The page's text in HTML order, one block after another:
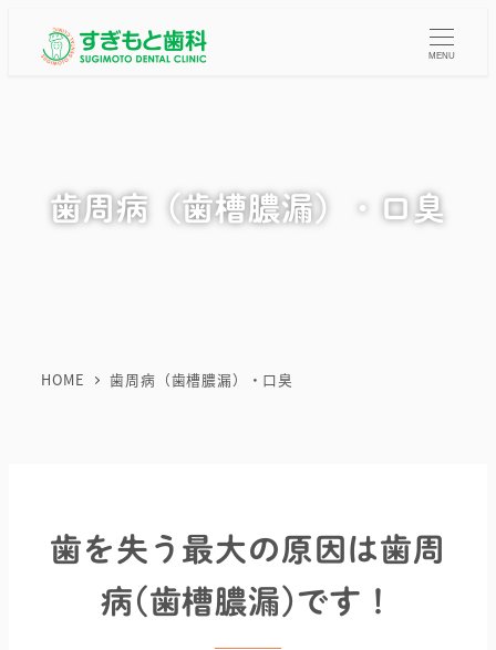
MENU
歯周病（歯槽膿漏）・口臭
HOME 歯周病（歯槽膿漏）・口臭
歯を失う最大の原因は歯周
病(歯槽膿漏)です！